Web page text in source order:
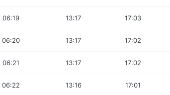
06:19 13:17 17:03
06:20 13:17 17:02
06:21 13:17 17:02
06:22 13:16 17:01